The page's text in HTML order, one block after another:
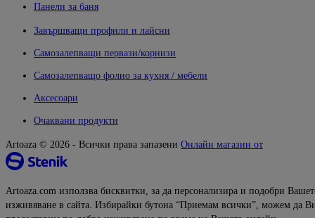
Панели за баня
Завършващи профили и лайсни
Самозалепващи первази/корнизи
Самозалепващо фолио за кухня / мебели
Аксесоари
Очаквани продукти
Artoaza © 2026 - Всички права запазени Онлайн магазин от
Artoaza.com използва бисквитки, за да персонализира и подобри
изживяване в сайта. Избирайки бутона “Приемам всички”, можем да